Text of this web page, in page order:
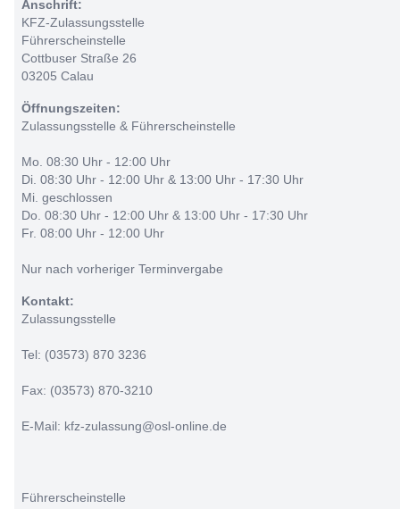
Anschrift:
KFZ-Zulassungsstelle
Führerscheinstelle
Cottbuser Straße 26
03205 Calau
Öffnungszeiten:
Zulassungsstelle & Führerscheinstelle
Mo. 08:30 Uhr - 12:00 Uhr
Di. 08:30 Uhr - 12:00 Uhr & 13:00 Uhr - 17:30 Uhr
Mi. geschlossen
Do. 08:30 Uhr - 12:00 Uhr & 13:00 Uhr - 17:30 Uhr
Fr. 08:00 Uhr - 12:00 Uhr
Nur nach vorheriger Terminvergabe
Kontakt:
Zulassungsstelle
Tel: (03573) 870 3236
Fax: (03573) 870-3210
E-Mail: kfz-zulassung@osl-online.de
Führerscheinstelle